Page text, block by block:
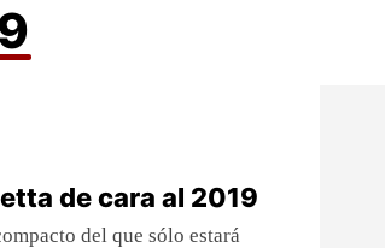
de cara al 2019
del que sólo estará